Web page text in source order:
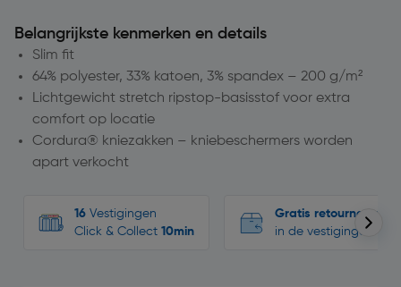
Belangrijkste kenmerken en details
Slim fit
64% polyester, 33% katoen, 3% spandex – 200 g/m²
Lichtgewicht stretch ripstop-basisstof voor extra
comfort op locatie
Cordura® kniezakken – kniebeschermers worden
apart verkocht
16 Vestigingen
Click & Collect 10min
Gratis retourneren
in de vestigingen